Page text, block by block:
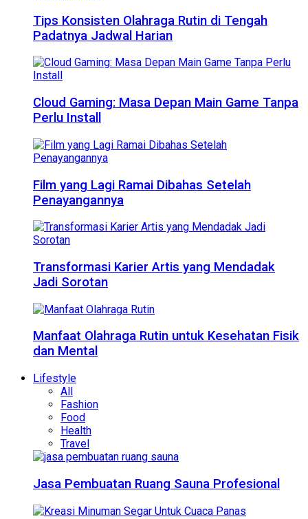
Tips Konsisten Olahraga Rutin di Tengah
Padatnya Jadwal Harian
Cloud Gaming: Masa Depan Main Game Tanpa
Perlu Install
Film yang Lagi Ramai Dibahas Setelah
Penayangannya
Transformasi Karier Artis yang Mendadak
Jadi Sorotan
Manfaat Olahraga Rutin untuk Kesehatan Fisik
dan Mental
Lifestyle
All
Fashion
Food
Health
Travel
Jasa Pembuatan Ruang Sauna Profesional